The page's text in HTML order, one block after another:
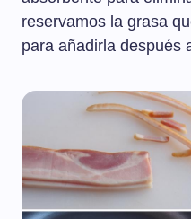
reservamos la grasa
para añadirla después